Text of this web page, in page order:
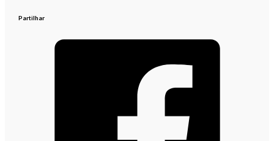
Partilhar